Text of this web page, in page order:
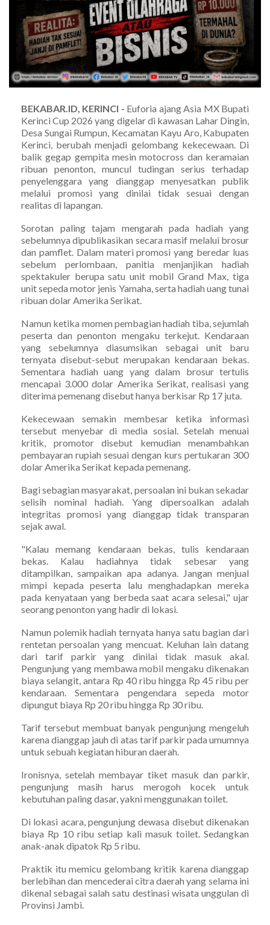
BEKABAR.ID, KERINCI - Euforia ajang Asia MX Bupati
Kerinci Cup 2026 yang digelar di kawasan Lahar Dingin,
Desa Sungai Rumpun, Kecamatan Kayu Aro, Kabupaten
Kerinci, berubah menjadi gelombang kekecewaan. Di
balik gegap gempita mesin motocross dan keramaian
ribuan penonton, muncul tudingan serius terhadap
penyelenggara yang dianggap menyesatkan publik
melalui promosi yang dinilai tidak sesuai dengan
realitas di lapangan.
Sorotan paling tajam mengarah pada hadiah yang
sebelumnya dipublikasikan secara masif melalui brosur
dan pamflet. Dalam materi promosi yang beredar luas
sebelum perlombaan, panitia menjanjikan hadiah
spektakuler berupa satu unit mobil Grand Max, tiga
unit sepeda motor jenis Yamaha, serta hadiah uang tunai
ribuan dolar Amerika Serikat.
Namun ketika momen pembagian hadiah tiba, sejumlah
peserta dan penonton mengaku terkejut. Kendaraan
yang sebelumnya diasumsikan sebagai unit baru
ternyata disebut-sebut merupakan kendaraan bekas.
Sementara hadiah uang yang dalam brosur tertulis
mencapai 3.000 dolar Amerika Serikat, realisasi yang
diterima pemenang disebut hanya berkisar Rp 17 juta.
Kekecewaan semakin membesar ketika informasi
tersebut menyebar di media sosial. Setelah menuai
kritik, promotor disebut kemudian menambahkan
pembayaran rupiah sesuai dengan kurs pertukaran 300
dolar Amerika Serikat kepada pemenang.
Bagi sebagian masyarakat, persoalan ini bukan sekadar
selisih nominal hadiah. Yang dipersoalkan adalah
integritas promosi yang dianggap tidak transparan
sejak awal.
"Kalau memang kendaraan bekas, tulis kendaraan
bekas. Kalau hadiahnya tidak sebesar yang
ditampilkan, sampaikan apa adanya. Jangan menjual
mimpi kepada peserta lalu menghadapkan mereka
pada kenyataan yang berbeda saat acara selesai," ujar
seorang penonton yang hadir di lokasi.
Namun polemik hadiah ternyata hanya satu bagian dari
rentetan persoalan yang mencuat. Keluhan lain datang
dari tarif parkir yang dinilai tidak masuk akal.
Pengunjung yang membawa mobil mengaku dikenakan
biaya selangit, antara Rp 40 ribu hingga Rp 45 ribu per
kendaraan. Sementara pengendara sepeda motor
dipungut biaya Rp 20 ribu hingga Rp 30 ribu.
Tarif tersebut membuat banyak pengunjung mengeluh
karena dianggap jauh di atas tarif parkir pada umumnya
untuk sebuah kegiatan hiburan daerah.
Ironisnya, setelah membayar tiket masuk dan parkir,
pengunjung masih harus merogoh kocek untuk
kebutuhan paling dasar, yakni menggunakan toilet.
Di lokasi acara, pengunjung dewasa disebut dikenakan
biaya Rp 10 ribu setiap kali masuk toilet. Sedangkan
anak-anak dipatok Rp 5 ribu.
Praktik itu memicu gelombang kritik karena dianggap
berlebihan dan mencederai citra daerah yang selama ini
dikenal sebagai salah satu destinasi wisata unggulan di
Provinsi Jambi.